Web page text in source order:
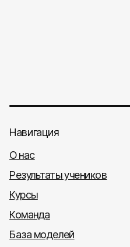
Навигация
О нас
Результаты учеников
Курсы
Команда
База моделей